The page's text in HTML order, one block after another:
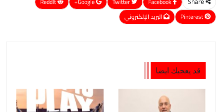
Share
Pinterest
البريد الإلكتروني
قد يعجبك ايضا